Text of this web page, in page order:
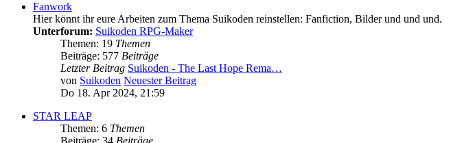
Fanwork
Hier könnt ihr eure Arbeiten zum Thema Suikoden reinstellen: Fanfiction, Bilder und und und.
Unterforum: Suikoden RPG-Maker
Themen: 19 Themen
Beiträge: 577 Beiträge
Letzter Beitrag Suikoden - The Last Hope Rema…
von Suikoden Neuester Beitrag
Do 18. Apr 2024, 21:59
STAR LEAP
Themen: 6 Themen